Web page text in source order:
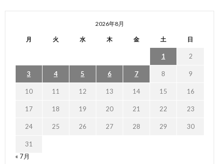
2026年8月
月 火 水 木 金 土 日
1 2
3 4 5 6 7 8 9
10 11 12 13 14 15 16
17 18 19 20 21 22 23
24 25 26 27 28 29 30
31
« 7月